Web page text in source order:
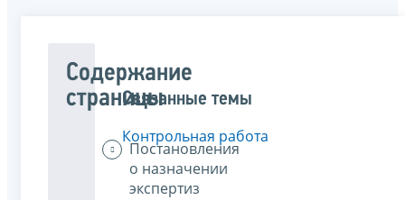
Содержание
страницы
Постановления
о назначении
экспертиз
Связанные темы
Контрольная работа